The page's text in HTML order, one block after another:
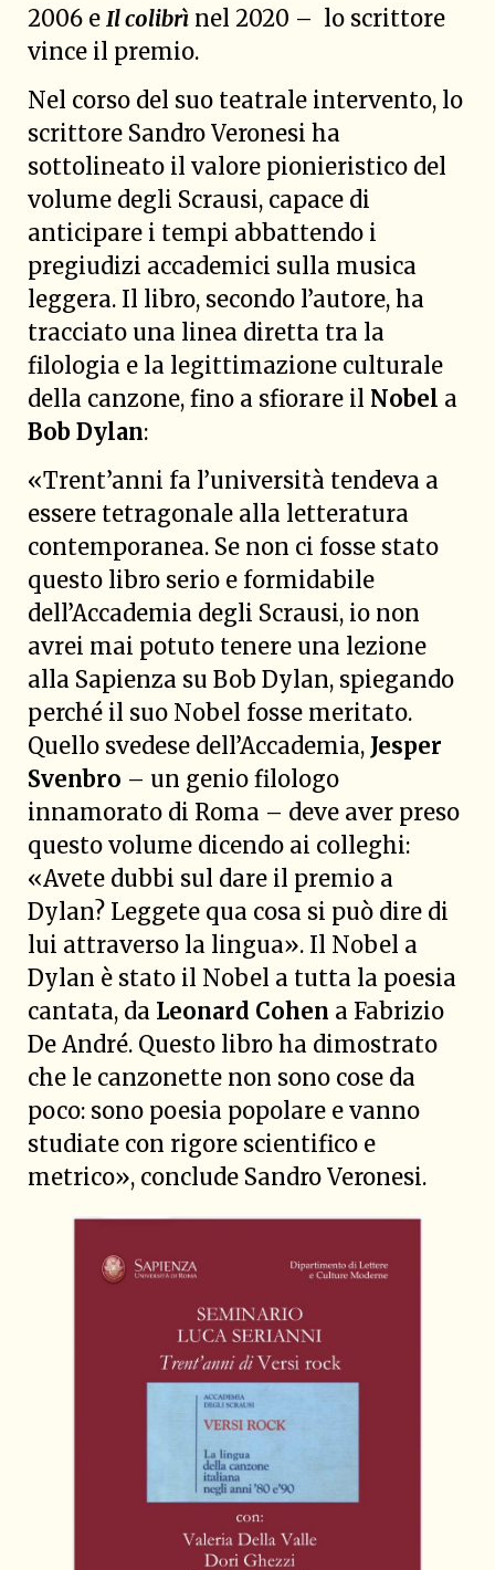
2006 e Il colibrì nel 2020 – lo scrittore
vince il premio.
Nel corso del suo teatrale intervento, lo
scrittore Sandro Veronesi ha
sottolineato il valore pionieristico del
volume degli Scrausi, capace di
anticipare i tempi abbattendo i
pregiudizi accademici sulla musica
leggera. Il libro, secondo l’autore, ha
tracciato una linea diretta tra la
filologia e la legittimazione culturale
della canzone, fino a sfiorare il Nobel a
Bob Dylan:
«Trent’anni fa l’università tendeva a
essere tetragonale alla letteratura
contemporanea. Se non ci fosse stato
questo libro serio e formidabile
dell’Accademia degli Scrausi, io non
avrei mai potuto tenere una lezione
alla Sapienza su Bob Dylan, spiegando
perché il suo Nobel fosse meritato.
Quello svedese dell’Accademia, Jesper
Svenbro – un genio filologo
innamorato di Roma – deve aver preso
questo volume dicendo ai colleghi:
«Avete dubbi sul dare il premio a
Dylan? Leggete qua cosa si può dire di
lui attraverso la lingua». Il Nobel a
Dylan è stato il Nobel a tutta la poesia
cantata, da Leonard Cohen a Fabrizio
De André. Questo libro ha dimostrato
che le canzonette non sono cose da
poco: sono poesia popolare e vanno
studiate con rigore scientifico e
metrico», conclude Sandro Veronesi.